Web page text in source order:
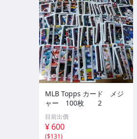
MLB Topps カード メジ
ャー 100枚 2
目前出價
¥ 600
($131)